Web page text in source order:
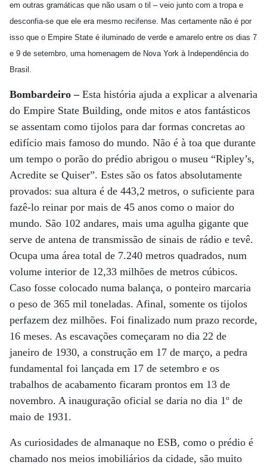
em outras gramáticas que não usam o til – veio junto com a tropa e
desconfia-se que ele era mesmo recifense. Mas certamente não é por
isso que o Empire State é iluminado de verde e amarelo entre os dias 7
e 9 de setembro, uma homenagem de Nova York à Independência do
Brasil.
Bombardeiro –Esta história ajuda a explicar a alvenaria
do Empire State Building, onde mitos e atos fantásticos
se assentam como tijolos para dar formas concretas ao
edifício mais famoso do mundo. Não é à toa que durante
um tempo o porão do prédio abrigou o museu “Ripley’s,
Acredite se Quiser”. Estes são os fatos absolutamente
provados: sua altura é de 443,2 metros, o suficiente para
fazê-lo reinar por mais de 45 anos como o maior do
mundo. São 102 andares, mais uma agulha gigante que
serve de antena de transmissão de sinais de rádio e tevê.
Ocupa uma área total de 7.240 metros quadrados, num
volume interior de 12,33 milhões de metros cúbicos.
Caso fosse colocado numa balança, o ponteiro marcaria
o peso de 365 mil toneladas. Afinal, somente os tijolos
perfazem dez milhões. Foi finalizado num prazo recorde,
16 meses. As escavações começaram no dia 22 de
janeiro de 1930, a construção em 17 de março, a pedra
fundamental foi lançada em 17 de setembro e os
trabalhos de acabamento ficaram prontos em 13 de
novembro. A inauguração oficial se daria no dia 1º de
maio de 1931.
As curiosidades de almanaque no ESB, como o prédio é
chamado nos meios imobiliários da cidade, são muito